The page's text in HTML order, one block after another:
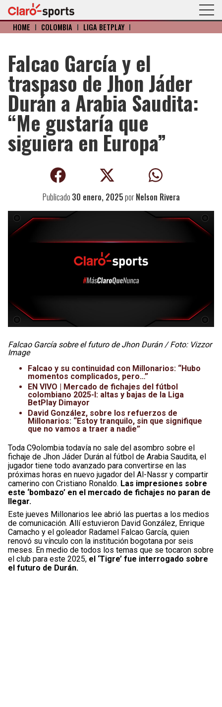
HOME I COLOMBIA I LIGA BETPLAY I
Falcao García y el
traspaso de Jhon Jáder
Durán a Arabia Saudita:
“Me gustaría que
siguiera en Europa”
Publicado 30 enero, 2025porNelson Rivera
Falcao García sobre el futuro de Jhon Durán / Foto: Vizzor
Image
Falcao y su continuidad con Millonarios: “Hubo
momentos complicados, pero…”
EN VIVO | Mercado de fichajes del fútbol
colombiano 2025-I: altas y bajas de la Liga
BetPlay Dimayor
David González, sobre los refuerzos de
Millonarios: “Estoy tranquilo, sin que signifique
que no vamos a traer a nadie”
Toda C9olombia todavía no sale del asombro sobre el
fichaje de Jhon Jáder Durán al fútbol de Arabia Saudita, el
jugador tiene todo avanzado para convertirse en las
próximas horas en nuevo jugador del Al-Nassr y compartir
camerino con Cristiano Ronaldo. Las impresiones sobre
este ‘bombazo’ en el mercado de fichajes no paran de
llegar.
Este jueves Millonarios lee abrió las puertas a los medios
de comunicación. Allí estuvieron David González, Enrique
Camacho y el goleador Radamel Falcao García, quien
renovó su vínculo con la institución bogotana por seis
meses. En medio de todos los temas que se tocaron sobre
el club para este 2025, el ‘Tigre’ fue interrogado sobre
el futuro de Durán.